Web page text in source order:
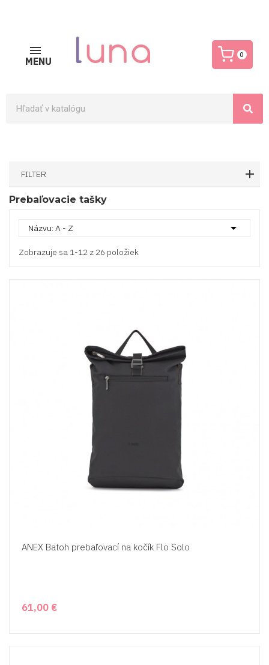
MENU
0
FILTER
Prebaľovacie tašky
Názvu: A - Z 
Zobrazuje sa 1-12 z 26 položiek
ANEX Batoh prebaľovací na kočík Flo Solo
61,00 €